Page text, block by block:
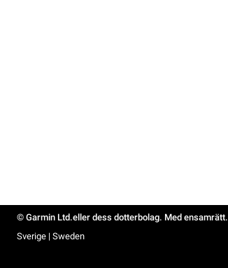
© Garmin Ltd.eller dess dotterbolag. Med ensamrätt.
Sverige | Sweden